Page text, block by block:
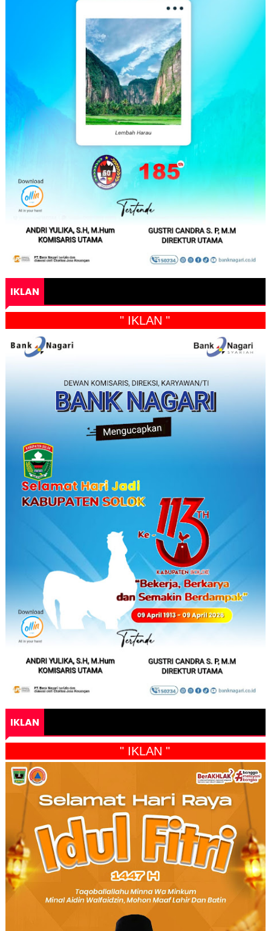
IKLAN
" IKLAN "
IKLAN
" IKLAN "